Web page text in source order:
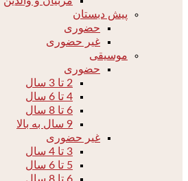
پیش دبستان
حضوری
غیر حضوری
موسیقی
حضوری
2 تا 3 سال
4 تا 6 سال
6 تا 8 سال
9 سال به بالا
غیر حضوری
3 تا 4 سال
5 تا 6 سال